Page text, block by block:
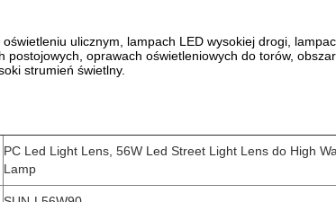
ulicznym, lampach LED wysokiej drogi,
postojowych, oprawach oświetleniowych do torów,
strumień świetlny.
PC Led Light Lens, 56W Led Street Light Lens do High
Lamp